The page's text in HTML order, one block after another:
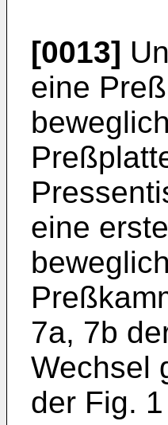
[0013]
eine
eine
7a, 7b
Wechsel
der Fig.